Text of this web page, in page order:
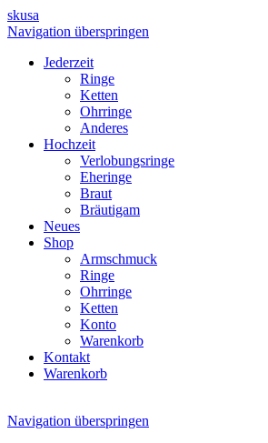
skusa
Navigation überspringen
Jederzeit
Ringe
Ketten
Ohrringe
Anderes
Hochzeit
Verlobungsringe
Eheringe
Braut
Bräutigam
Neues
Shop
Armschmuck
Ringe
Ohrringe
Ketten
Konto
Warenkorb
Kontakt
Warenkorb
Navigation überspringen